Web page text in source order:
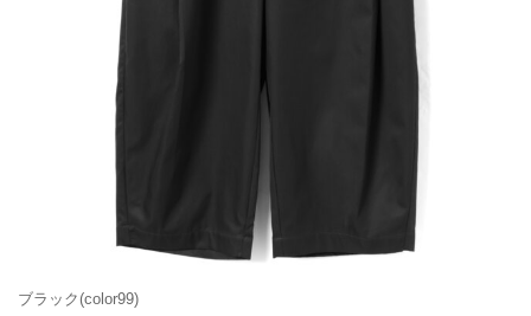
ブラック(color99)